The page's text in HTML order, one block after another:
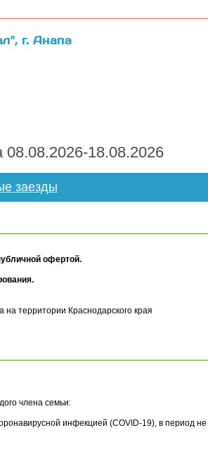
г. Анапа
18.08.2026
заезды
офертой.
территории Краснодарского края
члена семьи:
инфекцией (COVID-19), в период не